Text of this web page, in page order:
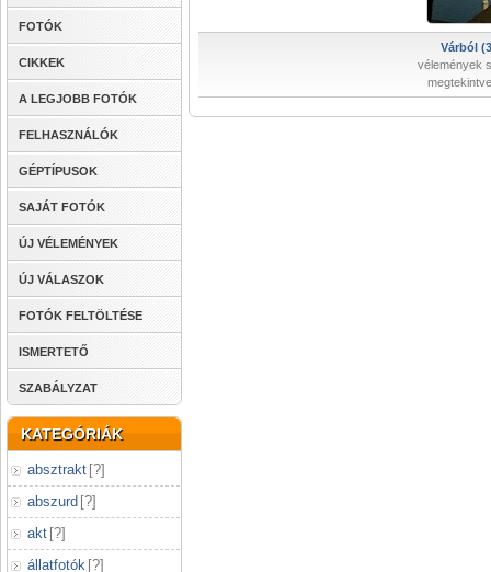
FOTÓK
CIKKEK
A LEGJOBB FOTÓK
FELHASZNÁLÓK
GÉPTÍPUSOK
SAJÁT FOTÓK
ÚJ VÉLEMÉNYEK
ÚJ VÁLASZOK
FOTÓK FELTÖLTÉSE
ISMERTETŐ
SZABÁLYZAT
KATEGÓRIÁK
absztrakt [?]
abszurd [?]
akt [?]
állatfotók [?]
Várból
vélemények